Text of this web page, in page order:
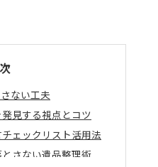
ない工夫
見する視点とコツ
ェックリスト活用法
さない遺品整理術